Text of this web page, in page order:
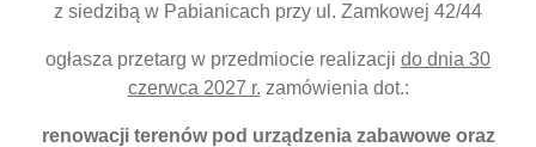
z siedzibą w Pabianicach przy ul. Zamkowej 42/44
ogłasza przetarg w przedmiocie realizacji do dnia 30
czerwca 2027 r. zamówienia dot.:
renowacji terenów pod urządzenia zabawowe oraz